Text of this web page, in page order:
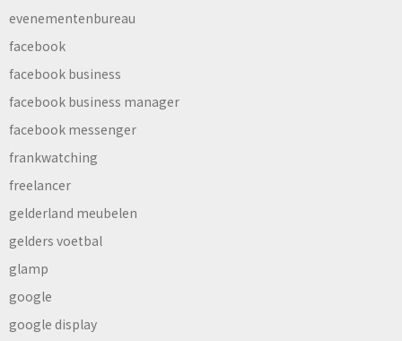
evenementenbureau
facebook
facebook business
facebook business manager
facebook messenger
frankwatching
freelancer
gelderland meubelen
gelders voetbal
glamp
google
google display